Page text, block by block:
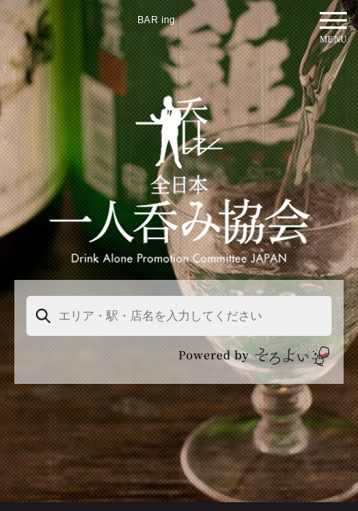
BAR ing
MENU